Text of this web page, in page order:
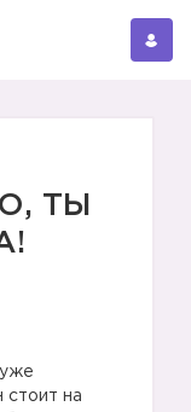
ТЫ
стоит на